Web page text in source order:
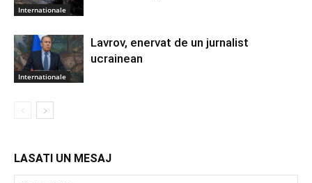
Internationale
Internationale
Lavrov, enervat de un jurnalist
ucrainean
LASATI UN MESAJ